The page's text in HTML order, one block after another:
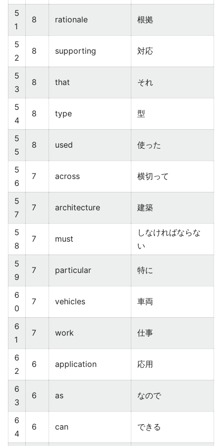
5
1
8 rationale 根拠
5
2
8 supporting 対応
5
3
8 that それ
5
4
8 type 型
5
5
8 used 使った
5
6
7 across 横切って
5
7
7 architecture 建築
5
8
7 must
しなければならな
い
5
9
7 particular 特に
6
0
7 vehicles 車両
6
1
7 work 仕事
6
2
6 application 応用
6
3
6 as なので
6
4
6 can できる